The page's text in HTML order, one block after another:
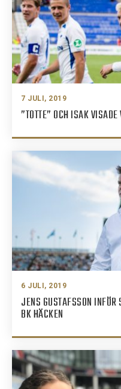
7 JULI, 2019
”TOTTE” OCH ISAK
6 JULI, 2019
JENS GUSTAFSSON
BK HÄCKEN